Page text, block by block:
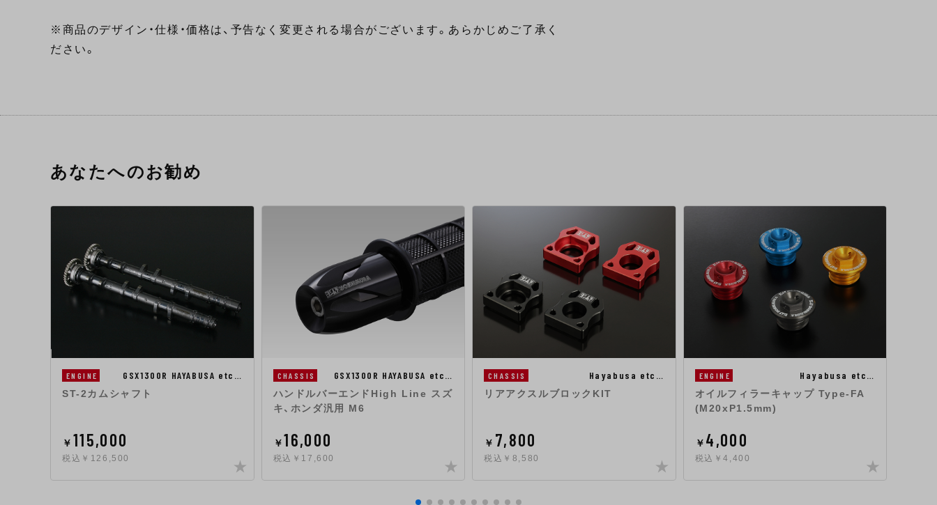
※商品のデザイン・仕様・価格は、予告なく変更される場合がございます。あらかじめご了承く
ださい。
あなたへのお勧め
ENGINE GSX1300R HAYABUSA etc…
ST-2カムシャフト
￥ 115,000
税込￥126,500
CHASSIS GSX1300R HAYABUSA etc…
ハンドルバーエンドHigh Line スズ
キ、ホンダ汎用 M6
￥16,000
税込￥17,600
CHASSIS Hayabusa etc…
リアアクスルブロックKIT
￥ 7,800
税込￥8,580
ENGINE Hayabusa etc…
オイルフィラーキャップ Type-FA
(M20xP1.5mm)
￥ 4,000
税込￥4,400